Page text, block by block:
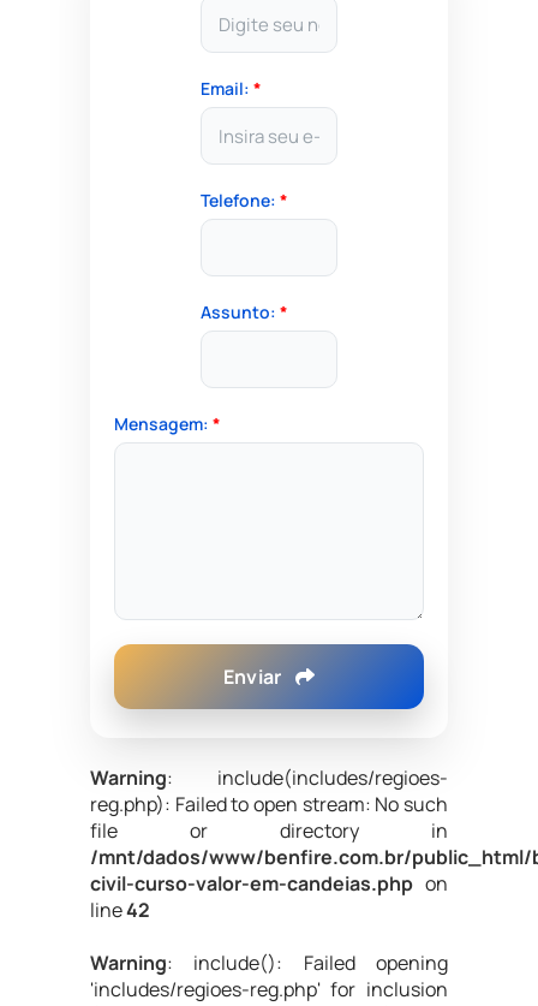
Email: *
Telefone: *
Assunto: *
Mensagem: *
Enviar
Warning: include(includes/regioes-
reg.php): Failed to open stream: No such
file or directory in
/mnt/dados/www/benfire.com.br/public_html/
civil-curso-valor-em-candeias.phpon
line42
Warning: include(): Failed opening
'includes/regioes-reg.php' for inclusion